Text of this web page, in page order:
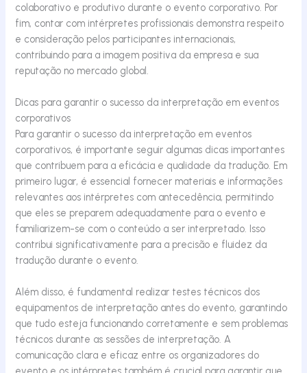
colaborativo e produtivo durante o evento corporativo. Por
fim, contar com intérpretes profissionais demonstra respeito
e consideração pelos participantes internacionais,
contribuindo para a imagem positiva da empresa e sua
reputação no mercado global.
Dicas para garantir o sucesso da interpretação em eventos
corporativos
Para garantir o sucesso da interpretação em eventos
corporativos, é importante seguir algumas dicas importantes
que contribuem para a eficácia e qualidade da tradução. Em
primeiro lugar, é essencial fornecer materiais e informações
relevantes aos intérpretes com antecedência, permitindo
que eles se preparem adequadamente para o evento e
familiarizem-se com o conteúdo a ser interpretado. Isso
contribui significativamente para a precisão e fluidez da
tradução durante o evento.
Além disso, é fundamental realizar testes técnicos dos
equipamentos de interpretação antes do evento, garantindo
que tudo esteja funcionando corretamente e sem problemas
técnicos durante as sessões de interpretação. A
comunicação clara e eficaz entre os organizadores do